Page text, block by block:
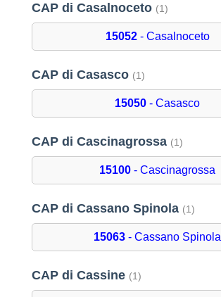
CAP di Casalnoceto (1)
15052- Casalnoceto
CAP di Casasco (1)
15050 - Casasco
CAP di Cascinagrossa (1)
15100 - Cascinagrossa
CAP di Cassano Spinola (1)
15063 - Cassano Spinola
CAP di Cassine (1)